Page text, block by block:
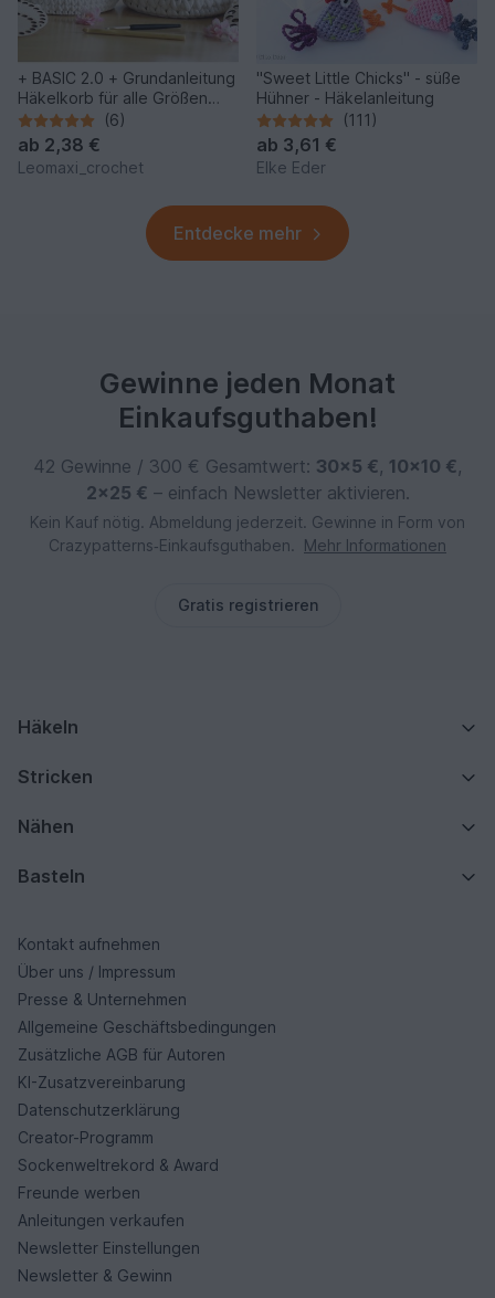
+ BASIC 2.0 + Grundanleitung
Häkelkorb für alle Größen
und 2 Garnstärken
(6)
ab 2,38 €
Leomaxi_crochet
"Sweet Little Chicks" - süße
Hühner - Häkelanleitung
(111)
ab 3,61 €
Elke Eder
Entdecke mehr
Gewinne jeden Monat
Einkaufsguthaben!
42 Gewinne / 300 € Gesamtwert: 30×5 €, 10×10 €,
2×25 € – einfach Newsletter aktivieren.
Kein Kauf nötig. Abmeldung jederzeit. Gewinne in Form von
Crazypatterns‑Einkaufsguthaben.
Mehr Informationen
Gratis registrieren
Häkeln
Stricken
Nähen
Basteln
Kontakt aufnehmen
Über uns / Impressum
Presse & Unternehmen
Allgemeine Geschäftsbedingungen
Zusätzliche AGB für Autoren
KI-Zusatzvereinbarung
Datenschutzerklärung
Creator-Programm
Sockenweltrekord & Award
Freunde werben
Anleitungen verkaufen
Newsletter Einstellungen
Newsletter & Gewinn